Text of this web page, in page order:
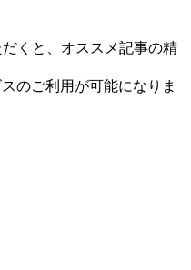
くと、オススメ記事の精
のご利用が可能になりま